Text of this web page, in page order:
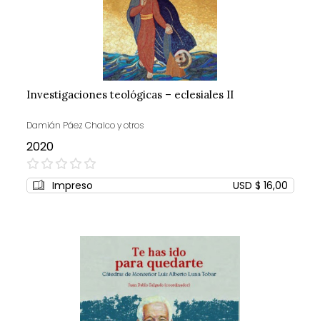
Investigaciones teológicas – eclesiales II
Damián Páez Chalco y otros
2020
0%
Impreso USD $ 16,00